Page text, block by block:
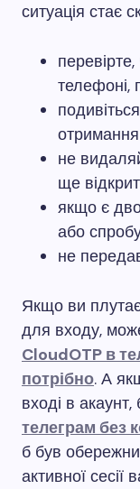
ситуація стає
телефоні,
не
ще
якщо є
або
не
Якщо ви
для входу,
CloudOTP в
потрібно. А
вході в
телеграм без
б був
активної сесії